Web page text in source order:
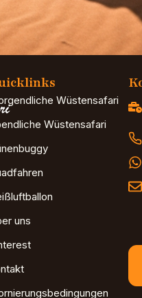
Wüstensafari
Wüstensafari
uns